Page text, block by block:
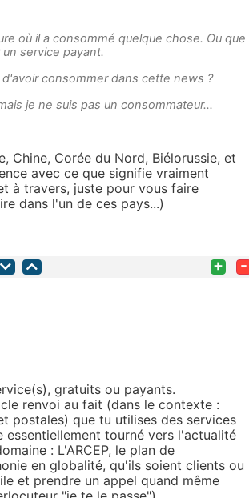
où il a consommé quelque chose. Ou que
service payant.
consommer dans cette news ?
je ne suis pas un consommateur...
Chine, Corée du Nord, Biélorussie, et
avec ce que signifie vraiment
à travers, juste pour vous faire
dans l'un de ces pays...)
+ -
gratuits ou payants.
renvoi au fait (dans le contexte :
postales) que tu utilises des services
tourné vers l'actualité
: L'ARCEP, le plan de
en globalité, qu'ils soient clients ou
et prendre un appel quand même